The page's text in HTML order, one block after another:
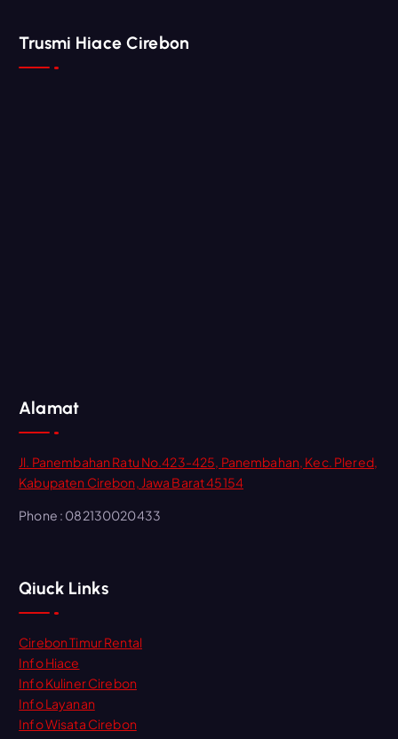
Trusmi Hiace Cirebon
Alamat
Jl. Panembahan Ratu No.423-425, Panembahan, Kec. Plered,
Kabupaten Cirebon, Jawa Barat 45154
Phone : 082130020433
Qiuck Links
Cirebon Timur Rental
Info Hiace
Info Kuliner Cirebon
Info Layanan
Info Wisata Cirebon